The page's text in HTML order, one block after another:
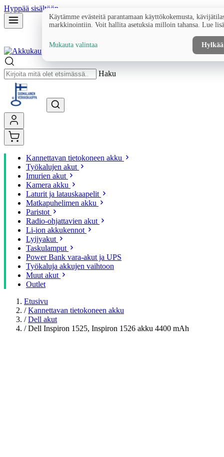
Hyppää sisältöön
Haku
Kannettavan tietokoneen akku
Työkalujen akut
Imurien akut
Kamera akku
Laturit ja latauskaapelit
Matkapuhelimen akku
Paristot
Radio-ohjattavien akut
Li-ion akkukennot
Lyijyakut
Taskulamput
Power Bank vara-akut ja UPS
Työkaluja akkujen vaihtoon
Muut akut
Outlet
Etusivu
/ Kannettavan tietokoneen akku
/ Dell akut
/ Dell Inspiron 1525, Inspiron 1526 akku 4400 mAh
Käytämme evästeitä parantamaan käyttökokemusta,
markkinointiin. Voit hallita asetuksia milloin tahansa. Lue
Mukauta valintaa Hylkää